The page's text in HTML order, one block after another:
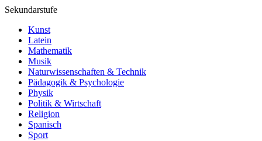
Sekundarstufe
Kunst
Latein
Mathematik
Musik
Naturwissenschaften & Technik
Pädagogik & Psychologie
Physik
Politik & Wirtschaft
Religion
Spanisch
Sport